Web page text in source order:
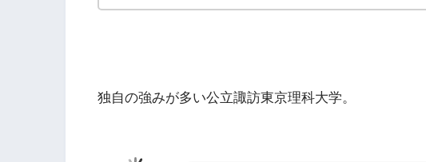
独自の強みが多い公立諏訪東京理科大学。